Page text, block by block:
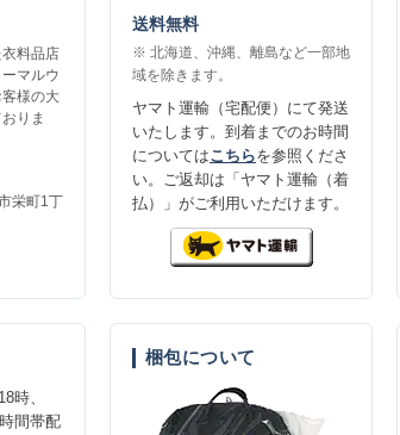
料品店
マルウ
様の大
りま
栄町1丁
送料無料
※ 北海道、沖縄、離島など一部地
域を除きます。
ヤマト運輸（宅配便）にて発送
いたします。到着までのお時間
についてはこちらを参照くださ
い。ご返却は「ヤマト運輸（着
払）」がご利用いただけます。
時、
間帯配
梱包について